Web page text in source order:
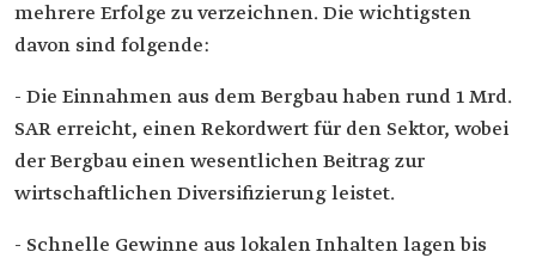
mehrere Erfolge zu verzeichnen. Die wichtigsten
davon sind folgende:
- Die Einnahmen aus dem Bergbau haben rund 1 Mrd.
SAR erreicht, einen Rekordwert für den Sektor, wobei
der Bergbau einen wesentlichen Beitrag zur
wirtschaftlichen Diversifizierung leistet.
- Schnelle Gewinne aus lokalen Inhalten lagen bis